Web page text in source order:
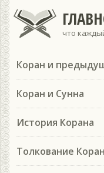
что
Коран и
Коран и Сунна
История Корана
Толкование